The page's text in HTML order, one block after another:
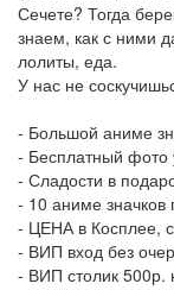
Сечете? Тогда
знаем, как с ними
лолиты, еда.
У нас не
- Большой аниме
- Бесплатный фото
- Сладости в
- 10 аниме
- ЦЕНА в Косплее,
- ВИП вход без
- ВИП столик 500р.